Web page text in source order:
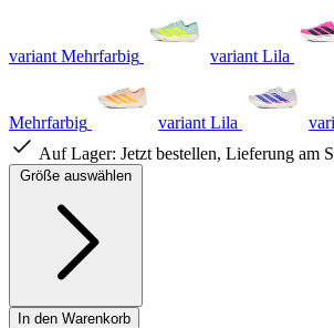
variant Mehrfarbig variant Lila
Mehrfarbig variant Lila
Auf Lager: Jetzt bestellen, Lieferung am
Größe auswählen
In den Warenkorb